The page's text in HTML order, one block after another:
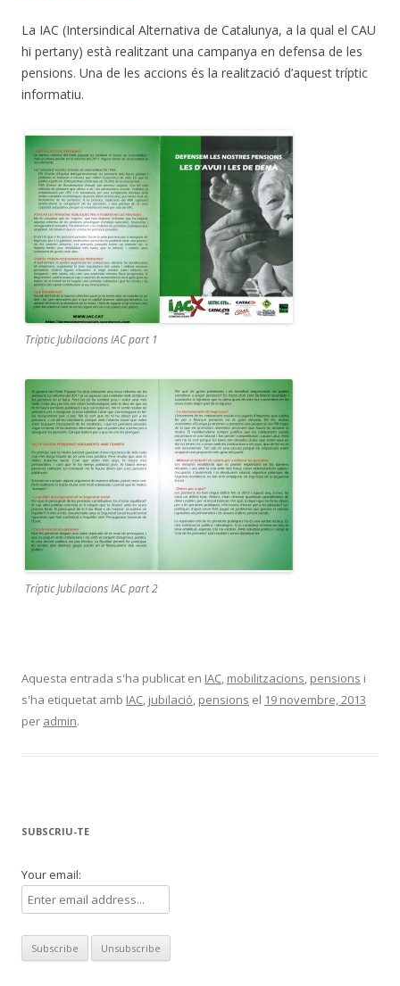
La IAC (Intersindical Alternativa de Catalunya, a la qual el CAU
hi pertany) està realitzant una campanya en defensa de les
pensions. Una de les accions és la realització d’aquest tríptic
informatiu.
Tríptic Jubilacions IAC part 1
Tríptic Jubilacions IAC part 2
Aquesta entrada s'ha publicat en IAC, mobilitzacions, pensions i
s'ha etiquetat amb IAC, jubilació, pensions el 19 novembre, 2013
per admin.
SUBSCRIU-TE
Your email: